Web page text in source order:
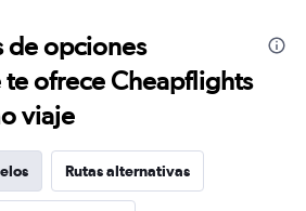
de opciones
ofrece Cheapflights
viaje
Rutas alternativas